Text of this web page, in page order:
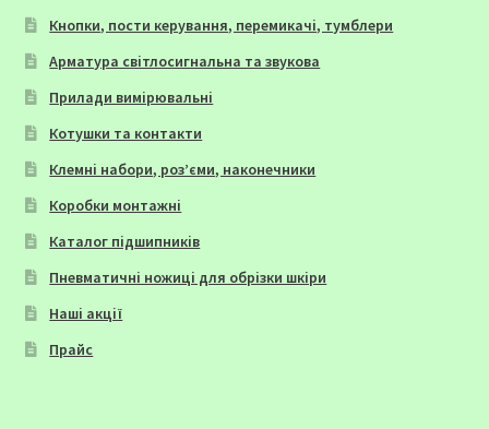
Кнопки, пости керування, перемикачі, тумблери
Арматура світлосигнальна та звукова
Прилади вимірювальні
Котушки та контакти
Клемні набори, роз’єми, наконечники
Коробки монтажні
Каталог підшипників
Пневматичні ножиці для обрізки шкіри
Наші акції
Прайс